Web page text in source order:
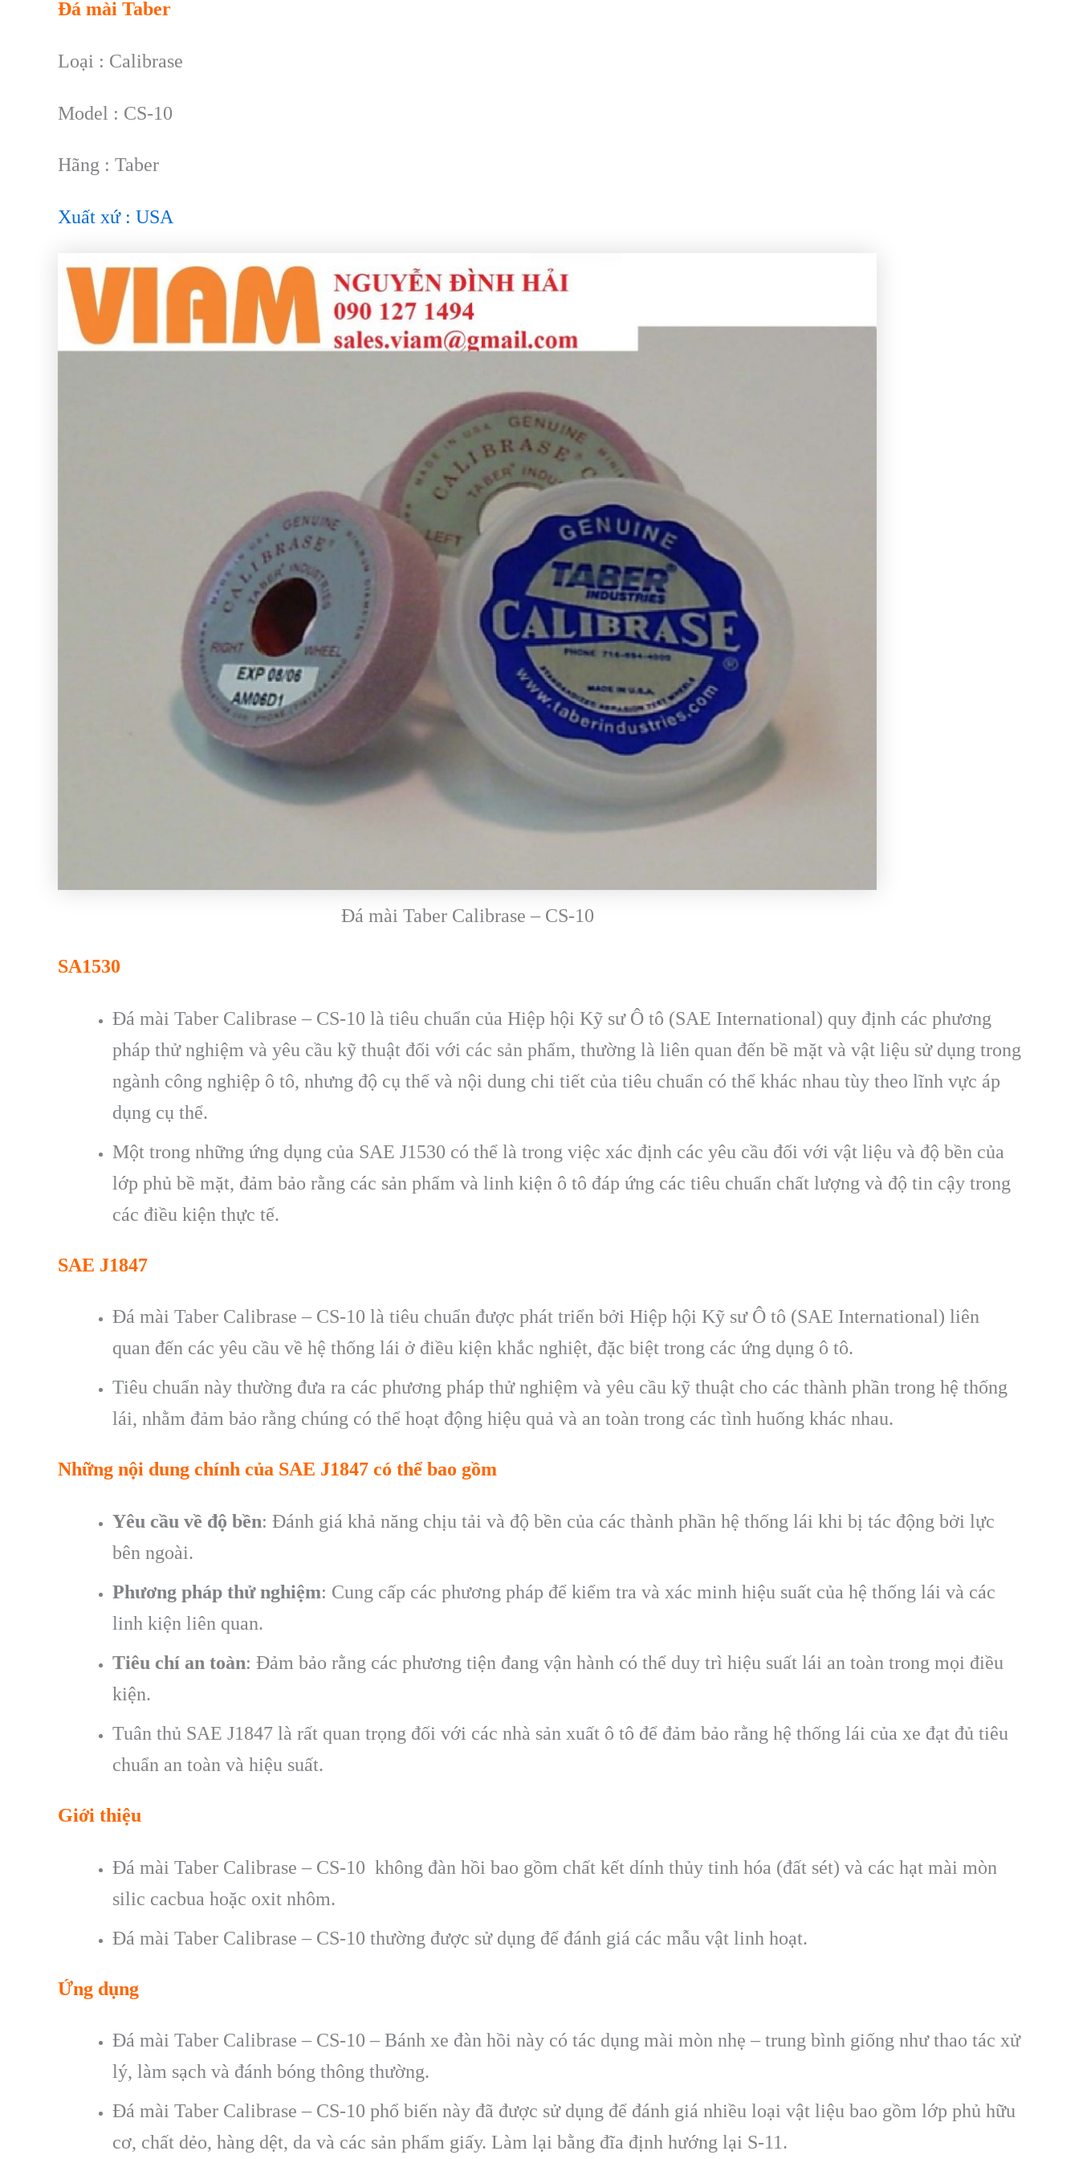
Đá mài Taber
Loại : Calibrase
Model : CS-10
Hãng : Taber
Xuất xứ : USA
Đá mài Taber Calibrase – CS-10
SA1530
Đá mài Taber Calibrase – CS-10 là tiêu chuẩn của Hiệp hội Kỹ sư Ô tô (SAE International) quy định các phương
pháp thử nghiệm và yêu cầu kỹ thuật đối với các sản phẩm, thường là liên quan đến bề mặt và vật liệu sử dụng trong
ngành công nghiệp ô tô, nhưng độ cụ thể và nội dung chi tiết của tiêu chuẩn có thể khác nhau tùy theo lĩnh vực áp
dụng cụ thể.
Một trong những ứng dụng của SAE J1530 có thể là trong việc xác định các yêu cầu đối với vật liệu và độ bền của
lớp phủ bề mặt, đảm bảo rằng các sản phẩm và linh kiện ô tô đáp ứng các tiêu chuẩn chất lượng và độ tin cậy trong
các điều kiện thực tế.
SAE J1847
Đá mài Taber Calibrase – CS-10 là tiêu chuẩn được phát triển bởi Hiệp hội Kỹ sư Ô tô (SAE International) liên
quan đến các yêu cầu về hệ thống lái ở điều kiện khắc nghiệt, đặc biệt trong các ứng dụng ô tô.
Tiêu chuẩn này thường đưa ra các phương pháp thử nghiệm và yêu cầu kỹ thuật cho các thành phần trong hệ thống
lái, nhằm đảm bảo rằng chúng có thể hoạt động hiệu quả và an toàn trong các tình huống khác nhau.
Những nội dung chính của SAE J1847 có thể bao gồm
Yêu cầu về độ bền: Đánh giá khả năng chịu tải và độ bền của các thành phần hệ thống lái khi bị tác động bởi lực
bên ngoài.
Phương pháp thử nghiệm: Cung cấp các phương pháp để kiểm tra và xác minh hiệu suất của hệ thống lái và các
linh kiện liên quan.
Tiêu chí an toàn: Đảm bảo rằng các phương tiện đang vận hành có thể duy trì hiệu suất lái an toàn trong mọi điều
kiện.
Tuân thủ SAE J1847 là rất quan trọng đối với các nhà sản xuất ô tô để đảm bảo rằng hệ thống lái của xe đạt đủ tiêu
chuẩn an toàn và hiệu suất.
Giới thiệu
Đá mài Taber Calibrase – CS-10 không đàn hồi bao gồm chất kết dính thủy tinh hóa (đất sét) và các hạt mài mòn
silic cacbua hoặc oxit nhôm.
Đá mài Taber Calibrase – CS-10 thường được sử dụng để đánh giá các mẫu vật linh hoạt.
Ứng dụng
Đá mài Taber Calibrase – CS-10 – Bánh xe đàn hồi này có tác dụng mài mòn nhẹ – trung bình giống như thao tác xử
lý, làm sạch và đánh bóng thông thường.
Đá mài Taber Calibrase – CS-10 phổ biến này đã được sử dụng để đánh giá nhiều loại vật liệu bao gồm lớp phủ hữu
cơ, chất dẻo, hàng dệt, da và các sản phẩm giấy. Làm lại bằng đĩa định hướng lại S-11.